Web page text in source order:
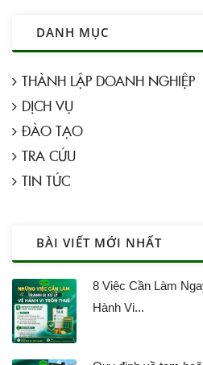
DANH MỤC
THÀNH LẬP DOANH NGHIỆP
DỊCH VỤ
ĐÀO TẠO
TRA CỨU
TIN TỨC
BÀI VIẾT MỚI NHẤT
8 Việc Cần Làm
Hành Vi...